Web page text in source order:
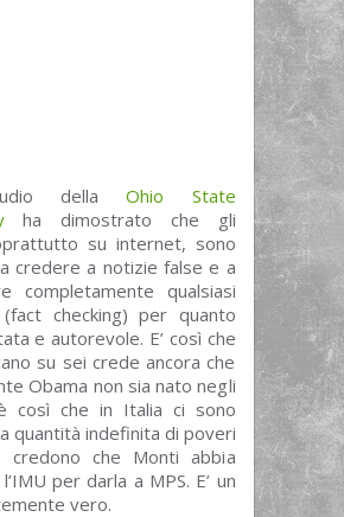
dellaOhio State
ha dimostrato che gli
su internet, sono
credere a notizie false e a
completamente qualsiasi
checking) per quanto
e autorevole. E’ così che
su sei crede ancora che
Obama non sia nato negli
così che in Italia ci sono
quantità indefinita di poveri
credono che Monti abbia
per darla a MPS. E’ un
vero.